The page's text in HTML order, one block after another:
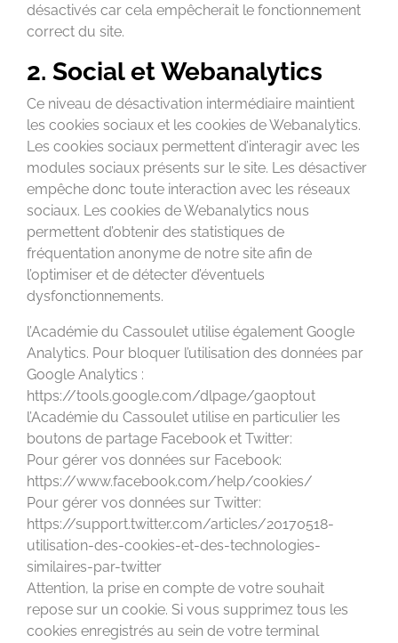
désactivés car cela empêcherait le fonctionnement
correct du site.
2. Social et Webanalytics
Ce niveau de désactivation intermédiaire maintient
les cookies sociaux et les cookies de Webanalytics.
Les cookies sociaux permettent d’interagir avec les
modules sociaux présents sur le site. Les désactiver
empêche donc toute interaction avec les réseaux
sociaux. Les cookies de Webanalytics nous
permettent d’obtenir des statistiques de
fréquentation anonyme de notre site afin de
l’optimiser et de détecter d’éventuels
dysfonctionnements.
l’Académie du Cassoulet utilise également Google
Analytics. Pour bloquer l’utilisation des données par
Google Analytics :
https://tools.google.com/dlpage/gaoptout
l’Académie du Cassoulet utilise en particulier les
boutons de partage Facebook et Twitter:
Pour gérer vos données sur Facebook:
https://www.facebook.com/help/cookies/
Pour gérer vos données sur Twitter:
https://support.twitter.com/articles/20170518-
utilisation-des-cookies-et-des-technologies-
similaires-par-twitter
Attention, la prise en compte de votre souhait
repose sur un cookie. Si vous supprimez tous les
cookies enregistrés au sein de votre terminal